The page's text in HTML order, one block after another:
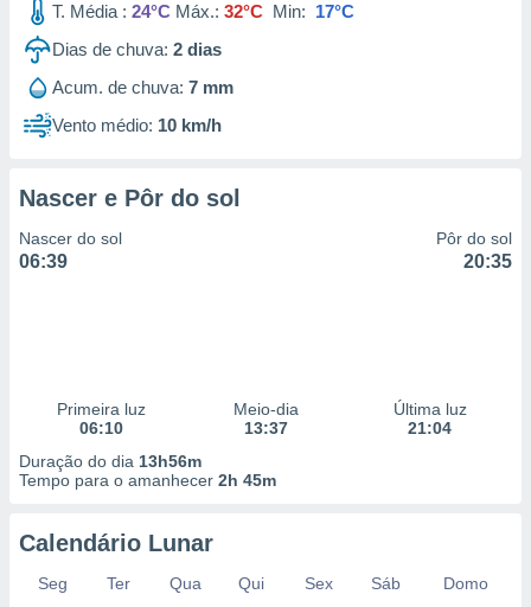
T. Média : 24°C Máx.: 32°C Min: 17°C
Dias de chuva: 2 dias
Acum. de chuva: 7 mm
Vento médio: 10 km/h
Nascer e Pôr do sol
Nascer do sol
06:39
Pôr do sol
20:35
Primeira luz
06:10
Meio-dia
13:37
Última luz
21:04
Duração do dia 13h56m
Tempo para o amanhecer 2h 45m
Calendário Lunar
Seg Ter Qua Qui Sex Sáb
Domo